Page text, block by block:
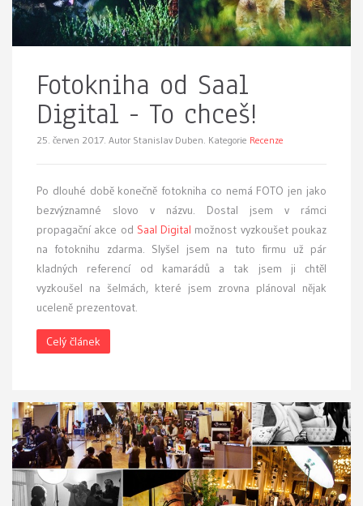
Fotokniha od Saal
Digital - To chceš!
25. červen 2017. Autor Stanislav Duben. Kategorie Recenze
Po dlouhé době konečně fotokniha co nemá FOTO jen jako
bezvýznamné slovo v názvu. Dostal jsem v rámci
propagační akce od Saal Digital možnost vyzkoušet poukaz
na fotoknihu zdarma. Slyšel jsem na tuto firmu už pár
kladných referencí od kamarádů a tak jsem ji chtěl
vyzkoušel na šelmách, které jsem zrovna plánoval nějak
uceleně prezentovat.
Celý článek